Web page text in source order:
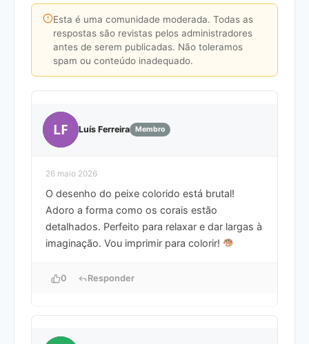
Esta é uma comunidade moderada. Todas as
respostas são revistas pelos administradores
antes de serem publicadas. Não toleramos
spam ou conteúdo inadequado.
LF Luís Ferreira Membro
26 maio 2026
O desenho do peixe colorido está brutal!
Adoro a forma como os corais estão
detalhados. Perfeito para relaxar e dar largas à
imaginação. Vou imprimir para colorir!
0 Responder